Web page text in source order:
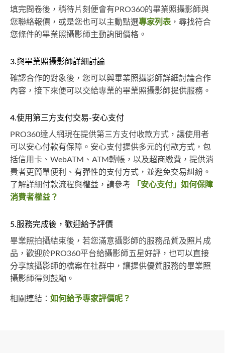
填完問卷後，稍待片刻便會有PRO360的畢業照攝影師與
您聯絡報價，或是您也可以主動點選專家列表 ，尋找符合
您條件的畢業照攝影師主動詢問價格。
3.與畢業照攝影師詳細討論
確認合作的對象後，您可以與畢業照攝影師詳細討論合作
內容，接下來便可以交給專業的畢業照攝影師提供服務。
4.使用第三方支付交易-安心支付
PRO360達人網現在提供第三方支付收款方式，讓使用者
可以安心付款有保障。安心支付提供多元的付款方式，包
括信用卡、WebATM、ATM轉帳，以及超商繳費，提供消
費者更簡單便利、有彈性的支付方式，並避免交易糾紛。
了解詳細付款流程與權益，請參考
「安心支付」如何保障
消費者權益？
5.服務完成後，歡迎給予評價
畢業照拍攝結束後，若您滿意攝影師的服務品質及照片成
品，歡迎於PRO360平台給攝影師五星好評，也可以直接
分享該攝影師的檔案在社群中，讓提供優質服務的畢業照
攝影師得到鼓勵。
相關連結： 如何給予專家評價呢？